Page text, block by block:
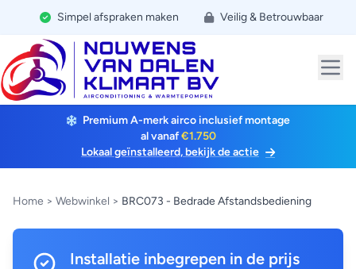
Simpel afspraken maken Veilig & Betrouwbaar
Premium A-merk airco inclusief montage
al vanaf€1.750
Lokaal geïnstalleerd, bekijk de actie
Home > Webwinkel > BRC073 - Bedrade Afstandsbediening
Installatie inbegrepen in de prijs